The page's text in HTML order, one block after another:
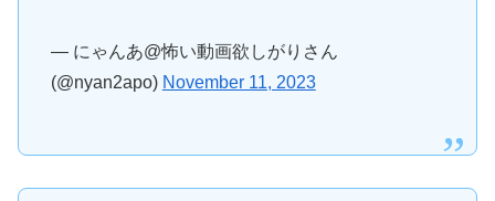
— にゃんあ@怖い動画欲しがりさん
(@nyan2apo) November 11, 2023